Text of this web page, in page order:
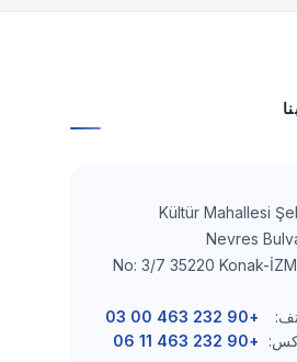
Kültür Mahallesi
Nevres
No: 3/7 35220 Konak-
+90 232 463 00 03
+90 232 463 11 06